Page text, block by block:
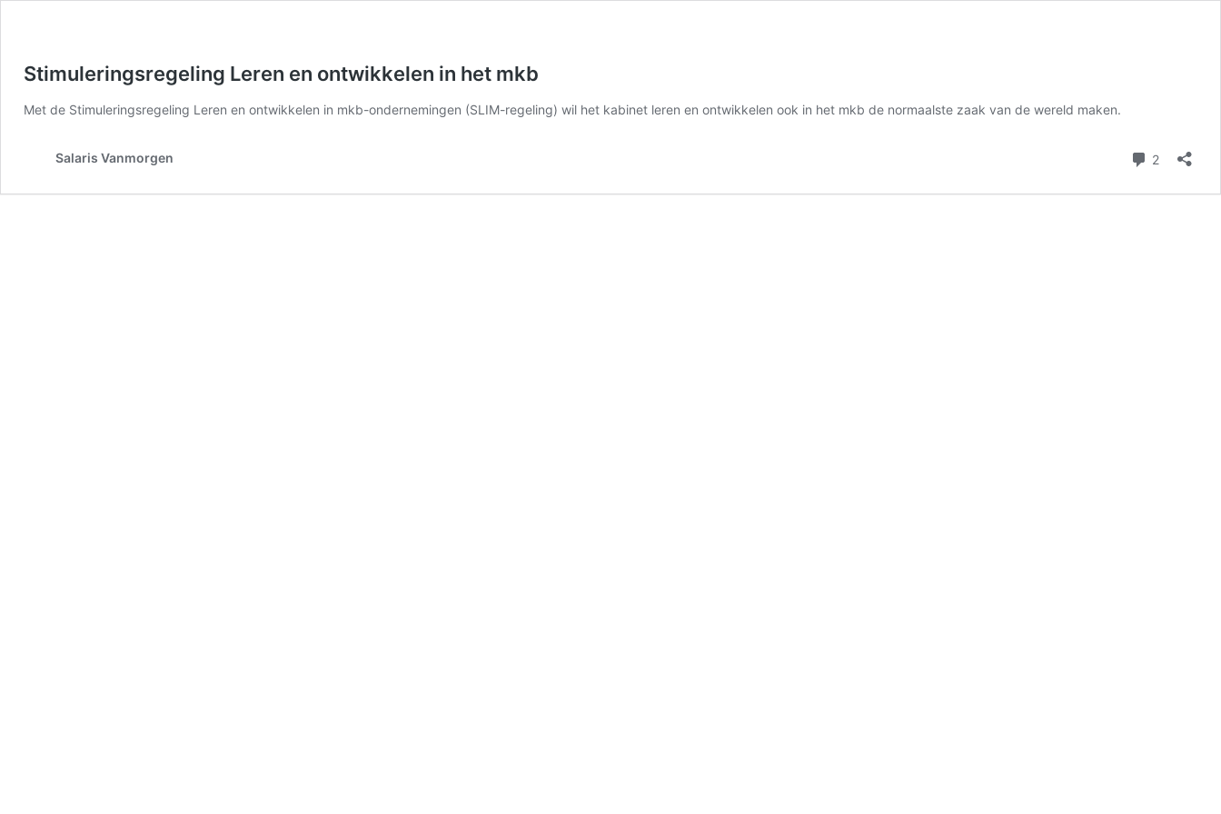
Stimuleringsregeling Leren en ontwikkelen in het mkb
Met de Stimuleringsregeling Leren en ontwikkelen in mkb-ondernemingen (SLIM-regeling) wil het kabinet leren en ontwikkelen ook in het mkb de normaalste zaak van de wereld maken.
Salaris Vanmorgen 2reacties